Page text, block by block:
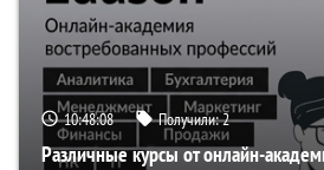
10:48:07 Получили:2
Различные курсы от онлайн-